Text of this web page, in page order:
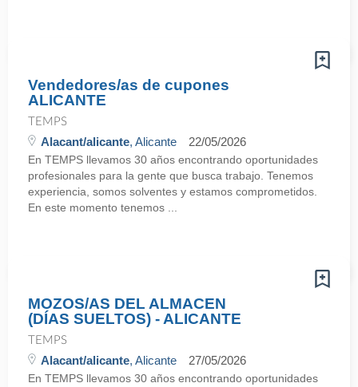
Vendedores/as de cupones
ALICANTE
TEMPS
Alacant/alicante, Alicante 22/05/2026
En TEMPS llevamos 30 años encontrando oportunidades
profesionales para la gente que busca trabajo. Tenemos
experiencia, somos solventes y estamos comprometidos.
En este momento tenemos ...
MOZOS/AS DEL ALMACEN
(DÍAS SUELTOS) - ALICANTE
TEMPS
Alacant/alicante, Alicante 27/05/2026
En TEMPS llevamos 30 años encontrando oportunidades